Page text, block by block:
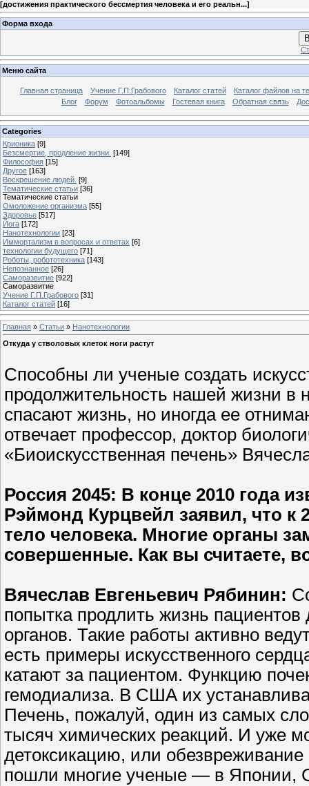
[достижения практического бессмертия человека и его реальн...]
Форма входа
Меню сайта
Главная страница Учение Г.П.Грабового Каталог статей
Каталог файлов на
Блог
Форум Фотоальбомы Гостевая книга Обратная связь
Categories
Крионика [9]
Безсмертие, продление жизни. [149]
Философия [15]
Другое [163]
Воскрешение людей. [9]
Тематические статьи [36]
Тематические статьи
Омоложение организма [55]
Здоровье [517]
Йога [172]
Нанотехнологии [23]
Иммортализм в вопросах и ответах [6]
технологии будущего [71]
Роботы, робототехника [143]
Непознанное [26]
Саморазвитие [922]
Саморазвитие
Учение Г.П.Грабового [31]
Каталог статей [16]
Главная » Статьи » Нанотехнологии
Откуда у стволовых клеток ноги растут
Способны ли ученые создать
продолжительность нашей жизни в
спасают жизнь, но иногда ее
отвечает профессор, доктор
«Биоискусственная печень»
Россия 2045: В конце 2010 года
Рэймонд Курцвейл заявил, что к
тело человека. Многие органы
совершенные. Как вы считаете,
Вячеслав Евгеньевич Рябинин:
попытка продлить жизнь
органов. Такие работы активно
есть примеры искусственного
катают за пациентом. Функцию
гемодиализа. В США их
Печень, пожалуй, один из самых
тысяч химических реакций. И уже
детоксикацию, или
пошли многие ученые — в